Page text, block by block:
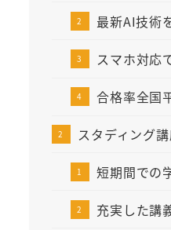
最新AI技術
スマホ対応
合格率全国
スタディング
短期間での
充実した講